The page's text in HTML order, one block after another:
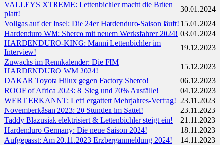
VALLEYS XTREME: Lettenbichler macht die Briten
platt!
30.01.2024
Vollgas auf der Insel: Die 24er Hardenduro-Saison läuft! 15.01.2024
Hardenduro WM: Sherco mit neuem Werksfahrer 2024! 03.01.2024
HARDENDURO-KING: Manni Lettenbichler im
Interview!
19.12.2023
Zuwachs im Rennkalender: Die FIM
HARDENDURO-WM 2024!
15.12.2023
DAKAR Toyota Hilux gegen Factory Sherco!
06.12.2023
ROOF of Africa 2023: 8. Sieg und 70% Ausfälle!
04.12.2023
WERT ERKANNT: Letti ergattert Mehrjahres-Vertrag! 23.11.2023
Novemberkåsan 2023: 20 Stunden im Sattel!
23.11.2023
Taddy Blazusiak elektrisiert & Lettenbichler steigt ein!
21.11.2023
Hardenduro Germany: Die neue Saison 2024!
18.11.2023
Aufgepasst: Am 20.11.2023 Erzberganmeldung 2024!
14.11.2023